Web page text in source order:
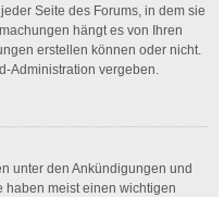
Seite des Forums, in dem sie
hängt es von Ihren
erstellen können oder nicht.
Administration vergeben.
unter den Ankündigungen und
haben meist einen wichtigen